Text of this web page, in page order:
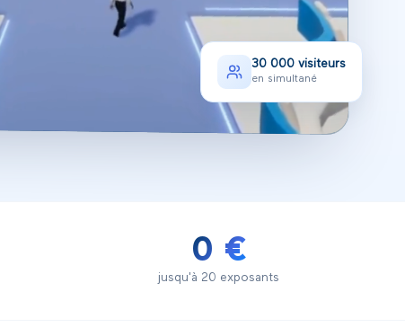
30 000 visiteurs
en simultané
0 €
jusqu'à 20 exposants